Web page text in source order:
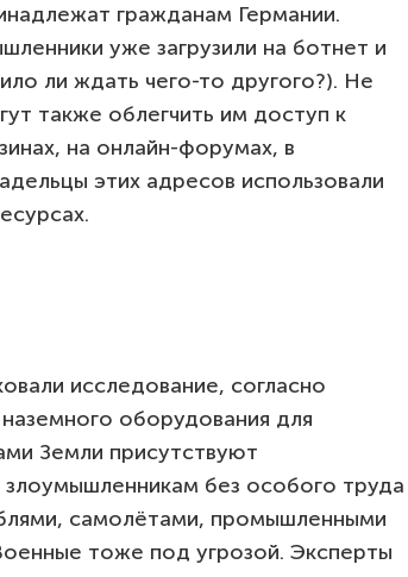
гражданам Германии.
уже загрузили на ботнет и
ли ждать чего-то другого?). Не
также облегчить им доступ к
на онлайн-форумах, в
этих адресов использовали
исследование, согласно
оборудования для
Земли присутствуют
без особого труда
самолётами, промышленными
тоже под угрозой. Эксперты